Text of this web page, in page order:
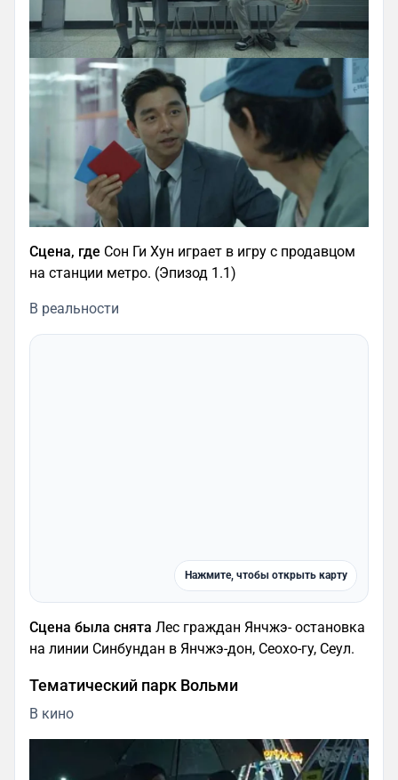
Сцена, где Сон Ги Хун играет в игру с продавцом
на станции метро. (Эпизод 1.1)
В реальности
Нажмите, чтобы открыть карту
Сцена была снята Лес граждан Янчжэ- остановка
на линии Синбундан в Янчжэ-дон, Сеохо-гу, Сеул.
Тематический парк Вольми
В кино